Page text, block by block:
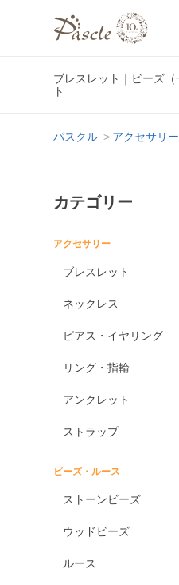
ブレスレット｜ビーズ
ト
パスクル アクセサリー
カテゴリー
アクセサリー
ブレスレット
ネックレス
ピアス・イヤリング
リング・指輪
アンクレット
ストラップ
ビーズ・ルース
ストーンビーズ
ウッドビーズ
ルース